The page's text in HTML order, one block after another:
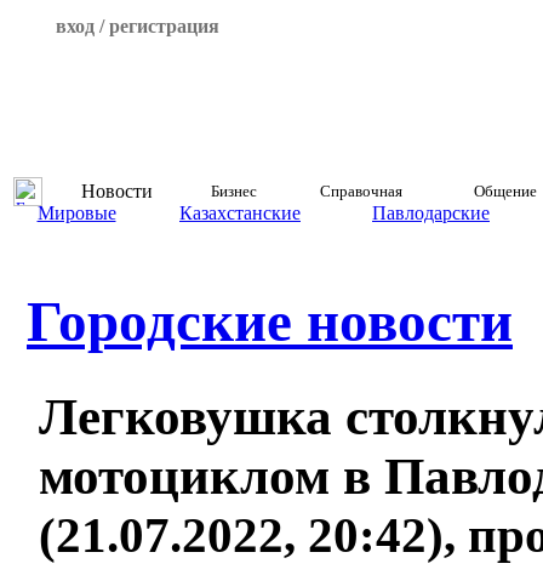
вход / регистрация
Новости Бизнес Справочная Общение
Мировые Казахстанские Павлодарские
Городские новости
Легковушка
мотоциклом в
(21.07.2022, 20:42),